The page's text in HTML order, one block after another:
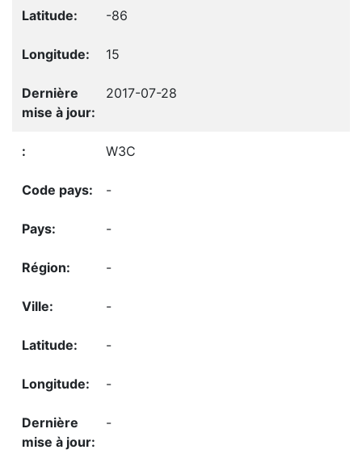
-86
15
2017-07-28
W3C
-
-
-
-
-
-
-